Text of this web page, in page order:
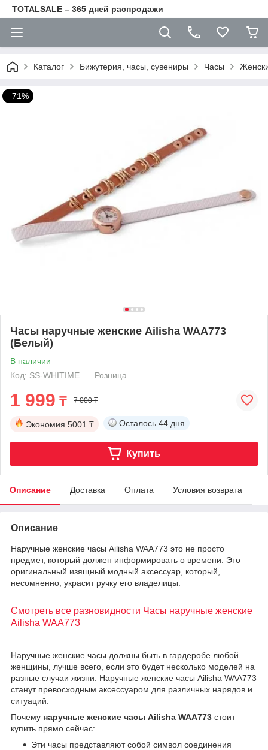
TOTALSALE – 365 дней распродажи
Каталог Бижутерия, часы, сувениры Часы
–71%
Часы наручные женские Ailisha WAA773
(Белый)
В наличии
Код: SS-WHITIME
Розница
1 999 ₸ 7 000 ₸
Экономия 5001 ₸ Осталось 44 дня
Купить
Описание Доставка Оплата Условия возврата
Описание
Наручные женские часы Ailisha WAA773 это не просто
предмет, который должен информировать о времени. Это
оригинальный изящный модный аксессуар, который,
несомненно, украсит ручку его владелицы.
Смотреть все разновидности Часы наручные женские
Ailisha WAA773
Наручные женские часы должны быть в гардеробе любой
женщины, лучше всего, если это будет несколько моделей на
разные случаи жизни. Наручные женские часы Ailisha WAA773
станут превосходным аксессуаром для различных нарядов и
ситуаций.
Почему наручные женские часы Ailisha WAA773 стоит
купить прямо сейчас:
Эти часы представляют собой символ соединения